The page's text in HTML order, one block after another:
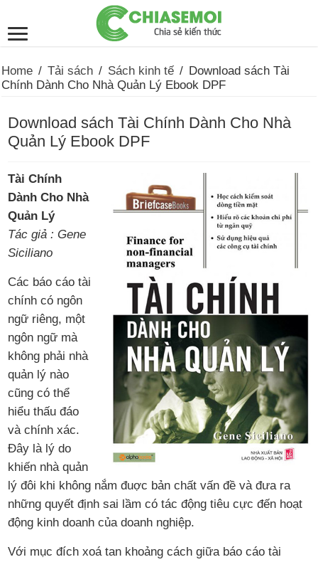
Home / Tải sách / Sách kinh tế / Download sách Tài
Chính Dành Cho Nhà Quản Lý Ebook DPF
Download sách Tài Chính Dành Cho Nhà
Quản Lý Ebook DPF
Tài Chính
Dành Cho Nhà
Quản Lý
Tác giả : Gene
Siciliano
Các báo cáo tài
chính có ngôn
ngữ riêng, một
ngôn ngữ mà
không phải nhà
quản lý nào
cũng có thể
hiểu thấu đáo
và chính xác.
Đây là lý do
khiến nhà quản
lý đôi khi không nắm đuợc bản chất vấn đề và đưa ra
những quyết định sai lầm có tác động tiêu cực đến hoạt
động kinh doanh của doanh nghiệp.
Với mục đích xoá tan khoảng cách giữa báo cáo tài